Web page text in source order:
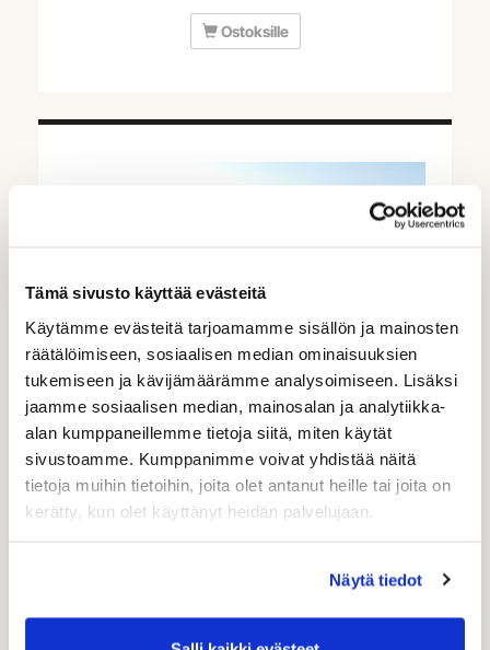
Tämä sivusto käyttää evästeitä
Käytämme evästeitä tarjoamamme sisällön ja mainosten
räätälöimiseen, sosiaalisen median ominaisuuksien
tukemiseen ja kävijämäärämme analysoimiseen. Lisäksi
jaamme sosiaalisen median, mainosalan ja analytiikka-
alan kumppaneillemme tietoja siitä, miten käytät
sivustoamme. Kumppanimme voivat yhdistää näitä
tietoja muihin tietoihin, joita olet antanut heille tai joita on
kerätty, kun olet käyttänyt heidän palvelujaan.
Näytä tiedot
Ostoksille
220,00 €